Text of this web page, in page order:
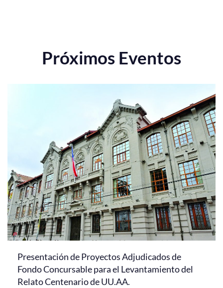
Próximos Eventos
Presentación de Proyectos Adjudicados de
Fondo Concursable para el Levantamiento del
Relato Centenario de UU.AA.